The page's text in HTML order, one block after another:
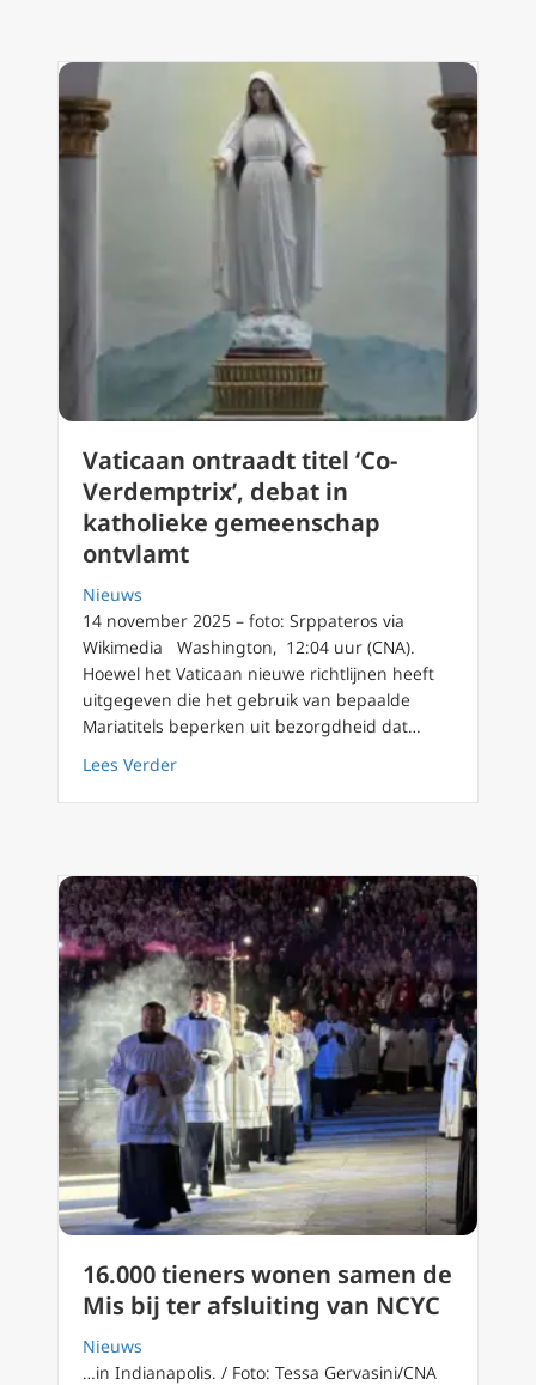
Vaticaan ontraadt titel ‘Co-
Verdemptrix’, debat in
katholieke gemeenschap
ontvlamt
Nieuws
14 november 2025 – foto: Srppateros via
Wikimedia Washington, 12:04 uur (CNA).
Hoewel het Vaticaan nieuwe richtlijnen heeft
uitgegeven die het gebruik van bepaalde
Mariatitels beperken uit bezorgdheid dat…
Lees Verderabout Vaticaan ontraadt titel ‘Co-
16.000 tieners wonen samen de
Mis bij ter afsluiting van NCYC
Nieuws
…in Indianapolis. / Foto: Tessa Gervasini/CNA